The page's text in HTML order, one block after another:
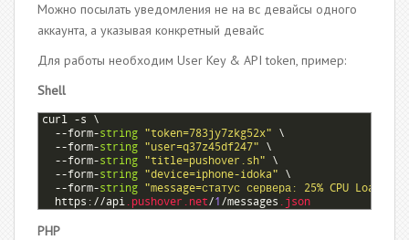
Можно посылать уведомления не на вс девайсы одного
аккаунта, а указывая конкретный девайс
Для работы необходим User Key & API token, пример:
Shell
curl -s
\
--form-string "token=783jy7zkg52x"
\
--form-string "user=q37z45df247"
\
--form-string "title=pushover.sh"
\
--form-string "device=iphone-idoka"
\
--form-string "message=статус сервера: 25% CPU Load"
https : //api.pushover .net/1 /messages .json
PHP